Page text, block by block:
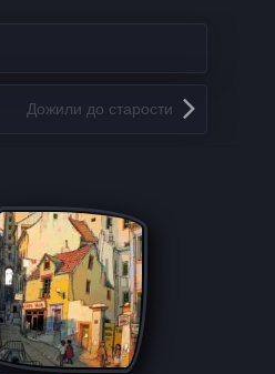
Дожили до старости